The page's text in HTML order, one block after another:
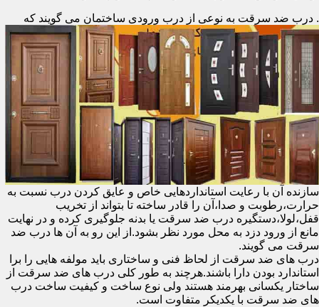
. درب ضد سرقت به نوعی از درب ورودی ساختمان می گویند که
سازنده آن با رعایت استانداردهایی خاص و عایق کردن درب نسبت به
حرارت،رطوبت و صدا،آن را قادر ساخته تا بتواند از تخریب
قفل،لولا،دستگیره درب ضد سرقت یا بدنه جلوگیری کرده و در نهایت
مانع از ورود دزد به محل مورد نظر بشود.از این رو به آن ها درب ضد
سرقت می گویند.
درب های ضد سرقت از لحاظ فنی و ساختاری باید مولفه هایی را برا
استاندارد بودن دارا باشند.هرچند به طور کلی درب های ضد سرقت از
ساختار یکسانی بهرمند هستند ولی نوع ساخت و کیفیت ساخت درب
های ضد سرقت با یکدیکر متفاوت است.